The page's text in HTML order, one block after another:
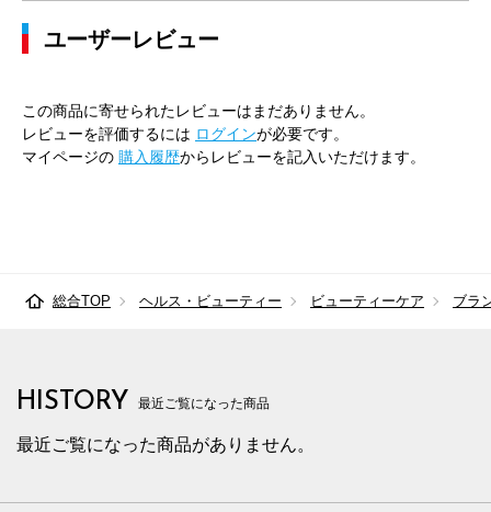
ユーザーレビュー
この商品に寄せられたレビューはまだありません。
レビューを評価するには ログインが必要です。
マイページの 購入履歴からレビューを記入いただけます。
総合TOP ヘルス・ビューティー ビューティーケア ブラ
HISTORY 最近ご覧になった商品
最近ご覧になった商品がありません。